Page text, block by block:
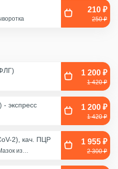
210 ₽
250 ₽
1 200 ₽
1 420 ₽
- экспресс 1 200 ₽
1 420 ₽
2), кач. ПЦР
взятия биоматериала
из
1 955 ₽
2 300 ₽